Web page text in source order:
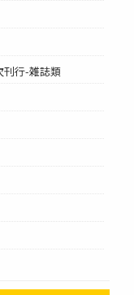
刊行-雑誌類